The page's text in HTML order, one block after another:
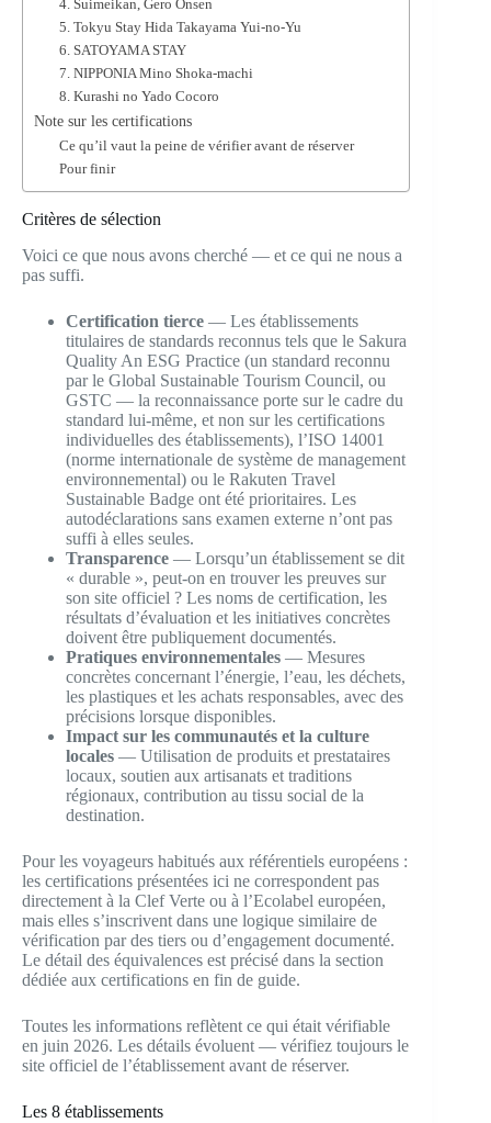
4. Suimeikan, Gero Onsen
5. Tokyu Stay Hida Takayama Yui-no-Yu
6. SATOYAMA STAY
7. NIPPONIA Mino Shoka-machi
8. Kurashi no Yado Cocoro
Note sur les certifications
Ce qu’il vaut la peine de vérifier avant de réserver
Pour finir
Critères de sélection
Voici ce que nous avons cherché — et ce qui ne nous a
pas suffi.
Certification tierce — Les établissements
titulaires de standards reconnus tels que le Sakura
Quality An ESG Practice (un standard reconnu
par le Global Sustainable Tourism Council, ou
GSTC — la reconnaissance porte sur le cadre du
standard lui-même, et non sur les certifications
individuelles des établissements), l’ISO 14001
(norme internationale de système de management
environnemental) ou le Rakuten Travel
Sustainable Badge ont été prioritaires. Les
autodéclarations sans examen externe n’ont pas
suffi à elles seules.
Transparence — Lorsqu’un établissement se dit
« durable », peut-on en trouver les preuves sur
son site officiel ? Les noms de certification, les
résultats d’évaluation et les initiatives concrètes
doivent être publiquement documentés.
Pratiques environnementales — Mesures
concrètes concernant l’énergie, l’eau, les déchets,
les plastiques et les achats responsables, avec des
précisions lorsque disponibles.
Impact sur les communautés et la culture
locales — Utilisation de produits et prestataires
locaux, soutien aux artisanats et traditions
régionaux, contribution au tissu social de la
destination.
Pour les voyageurs habitués aux référentiels européens :
les certifications présentées ici ne correspondent pas
directement à la Clef Verte ou à l’Ecolabel européen,
mais elles s’inscrivent dans une logique similaire de
vérification par des tiers ou d’engagement documenté.
Le détail des équivalences est précisé dans la section
dédiée aux certifications en fin de guide.
Toutes les informations reflètent ce qui était vérifiable
en juin 2026. Les détails évoluent — vérifiez toujours le
site officiel de l’établissement avant de réserver.
Les 8 établissements